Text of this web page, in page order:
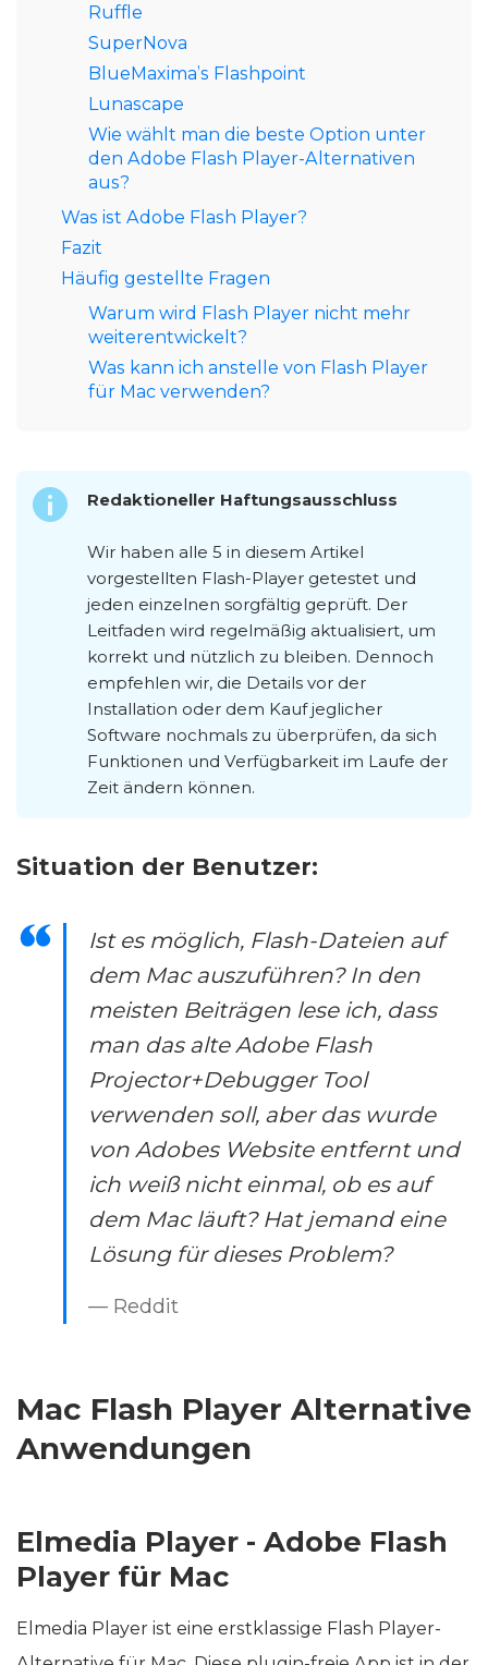
Ruffle
SuperNova
BlueMaxima’s Flashpoint
Lunascape
Wie wählt man die beste Option unter
den Adobe Flash Player-Alternativen
aus?
Was ist Adobe Flash Player?
Fazit
Häufig gestellte Fragen
Warum wird Flash Player nicht mehr
weiterentwickelt?
Was kann ich anstelle von Flash Player
für Mac verwenden?
Redaktioneller Haftungsausschluss
Wir haben alle 5 in diesem Artikel
vorgestellten Flash-Player getestet und
jeden einzelnen sorgfältig geprüft. Der
Leitfaden wird regelmäßig aktualisiert, um
korrekt und nützlich zu bleiben. Dennoch
empfehlen wir, die Details vor der
Installation oder dem Kauf jeglicher
Software nochmals zu überprüfen, da sich
Funktionen und Verfügbarkeit im Laufe der
Zeit ändern können.
Situation der Benutzer:
Ist es möglich, Flash-Dateien auf
dem Mac auszuführen? In den
meisten Beiträgen lese ich, dass
man das alte Adobe Flash
Projector+Debugger Tool
verwenden soll, aber das wurde
von Adobes Website entfernt und
ich weiß nicht einmal, ob es auf
dem Mac läuft? Hat jemand eine
Lösung für dieses Problem?
— Reddit
Mac Flash Player Alternative
Anwendungen
Elmedia Player - Adobe Flash
Player für Mac
Elmedia Player ist eine erstklassige Flash Player-